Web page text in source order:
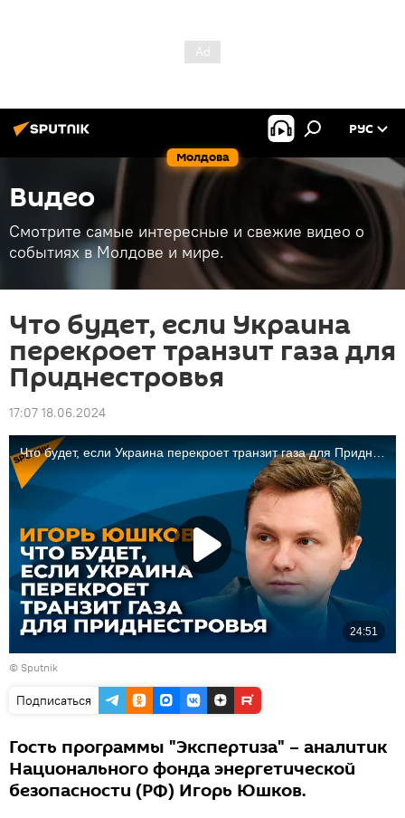
Молдова
РУС
Видео
Смотрите самые интересные и свежие видео о
событиях в Молдове и мире.
Что будет, если Украина
перекроет транзит газа для
Приднестровья
17:07 18.06.2024
© Sputnik
Подписаться
Гость программы "Экспертиза" – аналитик
Национального фонда энергетической
безопасности (РФ) Игорь Юшков.